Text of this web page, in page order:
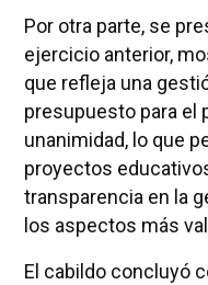
Por otra parte, se
ejercicio anterior,
que refleja una
presupuesto para el
unanimidad, lo que
proyectos
transparencia en la
los aspectos más
El cabildo concluyó